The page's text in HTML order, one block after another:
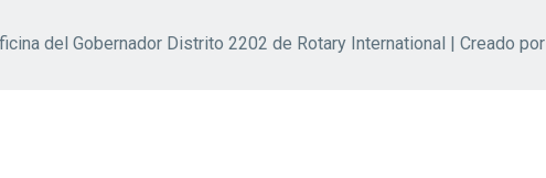
del Gobernador Distrito 2202 de Rotary International | Creado por